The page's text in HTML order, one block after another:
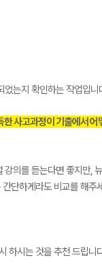
었는지 확인하는 작업입니
한 사고과정이 기출에서 어
의를 듣는다면 좋지만,
단하게라도 비교를 해주
하시는 것을 추천 드립니